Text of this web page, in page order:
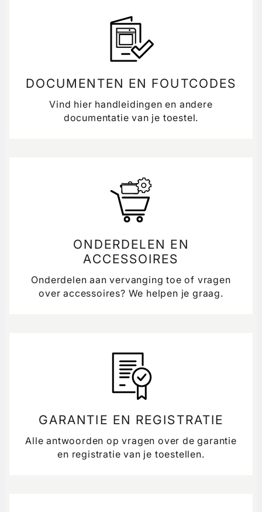
DOCUMENTEN EN FOUTCODES
Vind hier handleidingen en andere
documentatie van je toestel.
ONDERDELEN EN
ACCESSOIRES
Onderdelen aan vervanging toe of vragen
over accessoires? We helpen je graag.
GARANTIE EN REGISTRATIE
Alle antwoorden op vragen over de garantie
en registratie van je toestellen.